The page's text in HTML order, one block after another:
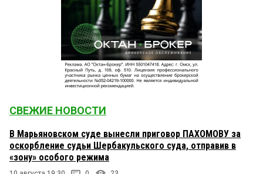
СВЕЖИЕ НОВОСТИ
В Марьяновском суде вынесли приговор ПАХОМОВУ за
оскорбление судьи Шербакульского суда, отправив в
«зону» особого режима